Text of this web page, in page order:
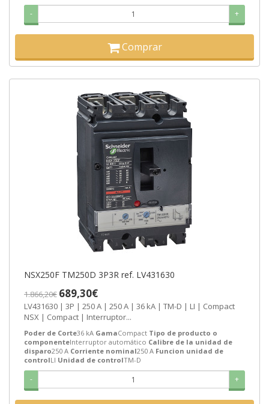
- +
Comprar
NSX250F TM250D 3P3R ref. LV431630
1.866,20€ 689,30€
LV431630 | 3P | 250 A | 250 A | 36 kA | TM-D | LI | Compact
NSX | Compact | Interruptor...
Poder de Corte36 kA GamaCompact Tipo de producto o
componenteInterruptor automático Calibre de la unidad de
disparo250 A Corriente nominal250 A Funcion unidad de
controlLI Unidad de controlTM-D
- +